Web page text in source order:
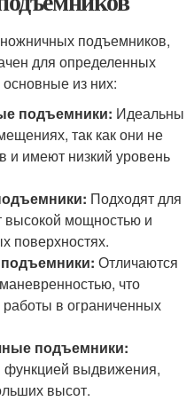
подъемников,
для определенных
из них:
подъемники: Идеальны
так как они не
и имеют низкий уровень
Подходят для
высокой мощностью и
поверхностях.
Отличаются
что
в ограниченных
подъемники:
функцией выдвижения,
высот.